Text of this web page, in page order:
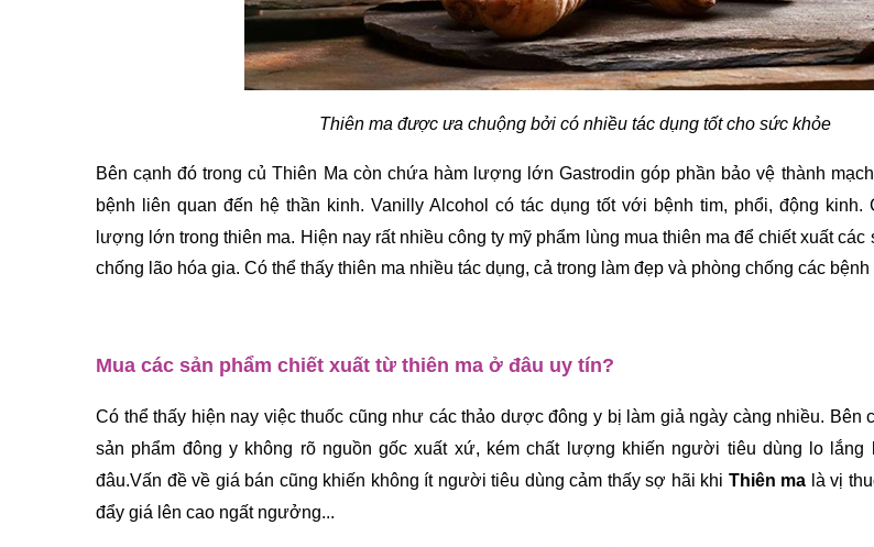
Thiên ma được ưa chuộng bởi có nhiều tác dụng tốt cho sức khỏe
Bên cạnh đó trong củ Thiên Ma còn chứa hàm lượng lớn Gastrodin góp phần bảo vệ thành
bệnh liên quan đến hệ thần kinh. Vanilly Alcohol có tác dụng tốt với bệnh tim, phổi, động kinh.
lượng lớn trong thiên ma. Hiện nay rất nhiều công ty mỹ phẩm lùng mua thiên ma để chiết xuất
chống lão hóa gia. Có thể thấy thiên ma nhiều tác dụng, cả trong làm đẹp và phòng chống các
Mua các sản phẩm chiết xuất từ thiên ma ở đâu uy tín?
Có thể thấy hiện nay việc thuốc cũng như các thảo dược đông y bị làm giả ngày càng nhiều. Bên
sản phẩm đông y không rõ nguồn gốc xuất xứ, kém chất lượng khiến người tiêu dùng lo lắng
đâu.Vấn đề về giá bán cũng khiến không ít người tiêu dùng cảm thấy sợ hãi khi Thiên ma là vị
đẩy giá lên cao ngất ngưởng...